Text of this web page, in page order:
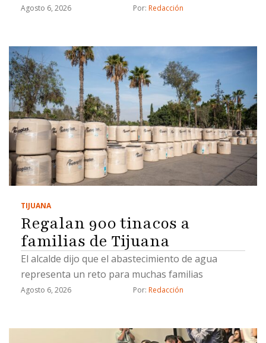
estratégicos
Agosto 6, 2026 Por: Redacción
TIJUANA
Regalan 900 tinacos a
familias de Tijuana
El alcalde dijo que el abastecimiento de agua
representa un reto para muchas familias
Agosto 6, 2026 Por: Redacción